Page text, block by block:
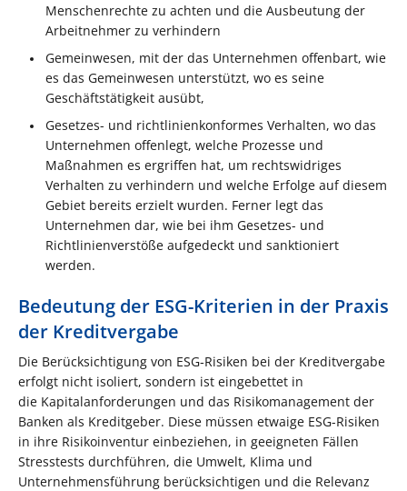
Menschenrechte zu achten und die Ausbeutung der
Arbeitnehmer zu verhindern
Gemeinwesen, mit der das Unternehmen offenbart, wie
es das Gemeinwesen unterstützt, wo es seine
Geschäftstätigkeit ausübt,
Gesetzes- und richtlinienkonformes Verhalten, wo das
Unternehmen offenlegt, welche Prozesse und
Maßnahmen es ergriffen hat, um rechtswidriges
Verhalten zu verhindern und welche Erfolge auf diesem
Gebiet bereits erzielt wurden. Ferner legt das
Unternehmen dar, wie bei ihm Gesetzes- und
Richtlinienverstöße aufgedeckt und sanktioniert
werden.
Bedeutung der ESG-Kriterien in der Praxis
der Kreditvergabe
Die Berücksichtigung von ESG‑Risiken bei der Kreditvergabe
erfolgt nicht isoliert, sondern ist eingebettet in
die Kapitalanforderungen und das Risikomanagement der
Banken als Kreditgeber. Diese müssen etwaige ESG-Risiken
in ihre Risikoinventur einbeziehen, in geeigneten Fällen
Stresstests durchführen, die Umwelt, Klima und
Unternehmensführung berücksichtigen und die Relevanz